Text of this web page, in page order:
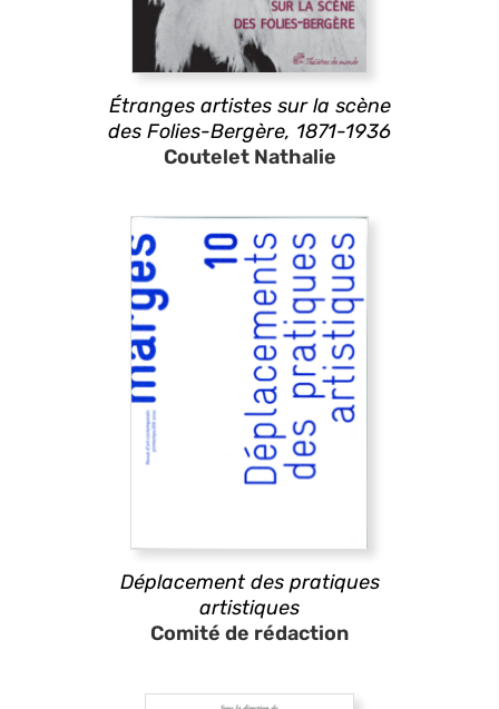
Étranges artistes sur la scène
des Folies-Bergère, 1871-1936
Coutelet Nathalie
Déplacement des pratiques
artistiques
Comité de rédaction